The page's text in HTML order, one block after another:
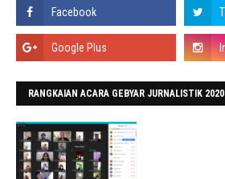
RANGKAIAN ACARA GEBYAR JURNALISTIK 2020